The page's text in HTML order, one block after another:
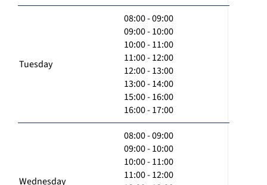
Tuesday
08:00 - 09:00
09:00 - 10:00
10:00 - 11:00
11:00 - 12:00
12:00 - 13:00
13:00 - 14:00
15:00 - 16:00
16:00 - 17:00
Wednesday
08:00 - 09:00
09:00 - 10:00
10:00 - 11:00
11:00 - 12:00